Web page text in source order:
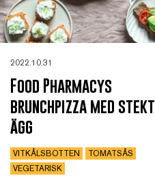
2022.10.31
Food Pharmacys
brunchpizza med stekt
ägg
VITKÅLSBOTTEN
TOMATSÅS
VEGETARISK